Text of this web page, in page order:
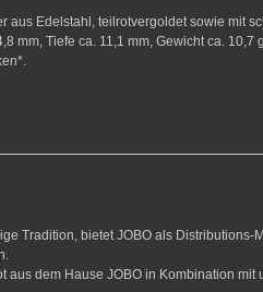
aus Edelstahl, teilrotvergoldet sowie mit
mm, Tiefe ca. 11,1 mm, Gewicht ca. 10,7
Tradition, bietet JOBO als Distributions-
aus dem Hause JOBO in Kombination mit